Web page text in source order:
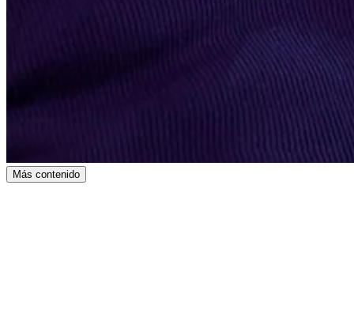
Más contenido